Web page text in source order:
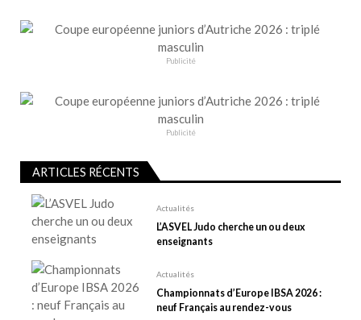
o
e
a
Publicité
Publicité
ARTICLES RÉCENTS
Actualités
L’ASVEL Judo cherche un ou deux
enseignants
Actualités
Championnats d’Europe IBSA 2026 :
neuf Français au rendez-vous